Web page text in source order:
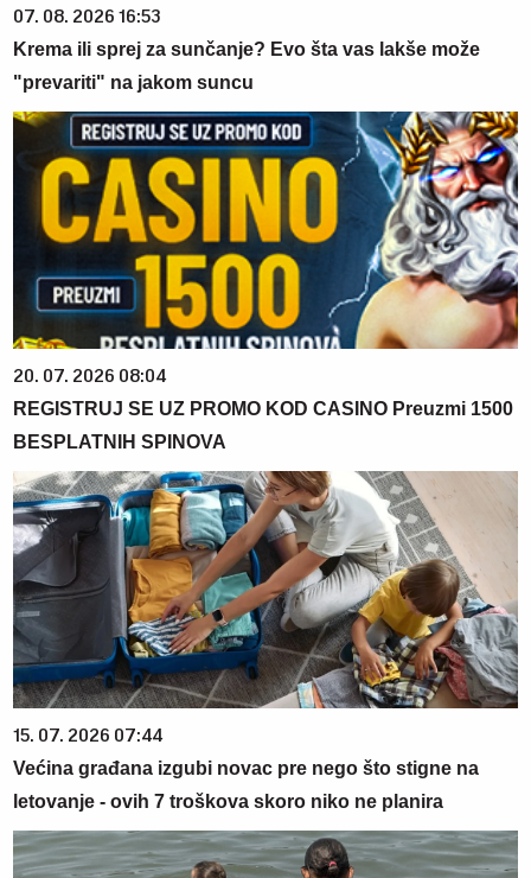
07. 08. 2026 16:53
Krema ili sprej za sunčanje? Evo šta vas lakše može
"prevariti" na jakom suncu
20. 07. 2026 08:04
REGISTRUJ SE UZ PROMO KOD CASINO Preuzmi 1500
BESPLATNIH SPINOVA
15. 07. 2026 07:44
Većina građana izgubi novac pre nego što stigne na
letovanje - ovih 7 troškova skoro niko ne planira